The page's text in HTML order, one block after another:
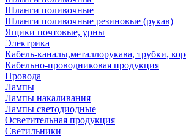
Шланги поливочные
Шланги поливочные резиновые (рукав)
Ящики почтовые, урны
Электрика
Кабель-каналы,металлорукава, трубки,
Кабельно-проводниковая продукция
Провода
Лампы
Лампы накаливания
Лампы светодиодные
Осветительная продукция
Светильники